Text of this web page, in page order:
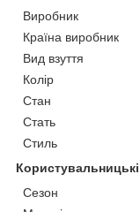
Виробник
Країна виробник
Вид взуття
Колір
Стан
Стать
Стиль
Сезон